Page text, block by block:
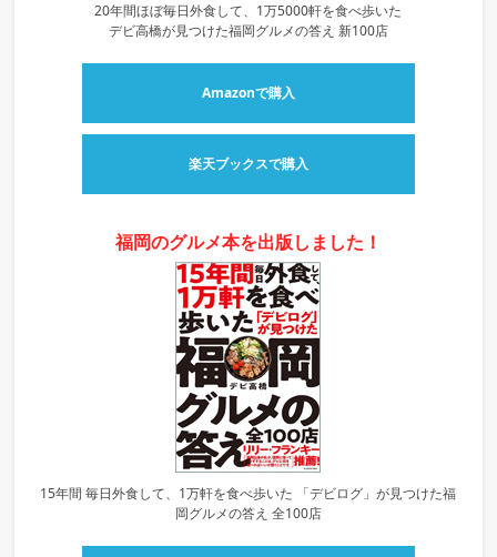
20年間ほぼ毎日外食して、1万5000軒を食べ歩いた
デビ高橋が見つけた福岡グルメの答え 新100店
Amazonで購入
楽天ブックスで購入
福岡のグルメ本を出版しました！
15年間 毎日外食して、1万軒を食べ歩いた 「デビログ」が見つけた福
岡グルメの答え 全100店